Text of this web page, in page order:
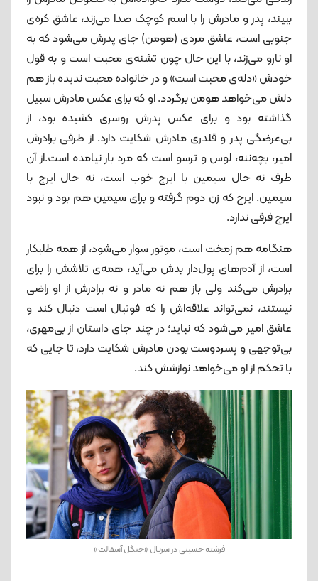
ببیند، پدر و مادرش را با اسم کوچک صدا می‌زند، عاشق کره‌ی
جنوبی است، عاشق مردی (هومن) جای پدرش می‌شود که به
او نارو می‌زند، با این حال چون تشنه‌ی محبت است و به قول
خودش «دله‌ی محبت است» و در خانواده محبت ندیده باز هم
دلش می‌خواهد هومن برگردد. او که برای عکس مادرش سبیل
گذاشته بود و برای عکس پدرش روسری کشیده بود، از
بی‌عرضگی پدر و قلدری مادرش شکایت دارد. از طرفی برادرش
امیر، بچه‌ننه، لوس و ترسو است که مرد بار نیامده است.از آن
طرف نه حال سیمین با ایرج خوب است، نه حال ایرج با
سیمین. ایرج که زن دوم گرفته و برای سیمین هم بود و نبود
ایرج فرقی ندارد.
هنگامه هم زمخت است، موتور سوار می‌شود، از همه طلبکار
است، از آدم‌های پول‌دار بدش می‌آید، همه‌ی تلاشش را برای
برادرش می‌کند ولی باز هم نه مادر و نه برادرش از او راضی
نیستند، نمی‌تواند علاقه‌اش را که فوتبال است دنبال کند و
عاشق امیر می‌شود که نباید؛ در چند جای داستان از بی‌مهری،
بی‌توجهی و پسردوست بودن مادرش شکایت دارد، تا جایی که
با تحکم از او می‌خواهد نوازشش کند.
فرشته حسینی در سریال «جنگل آسفالت»